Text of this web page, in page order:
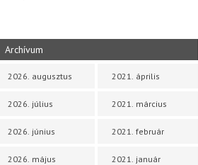
Archívum
2026. augusztus
2026. július
2026. június
2026. május
2021. április
2021. március
2021. február
2021. január